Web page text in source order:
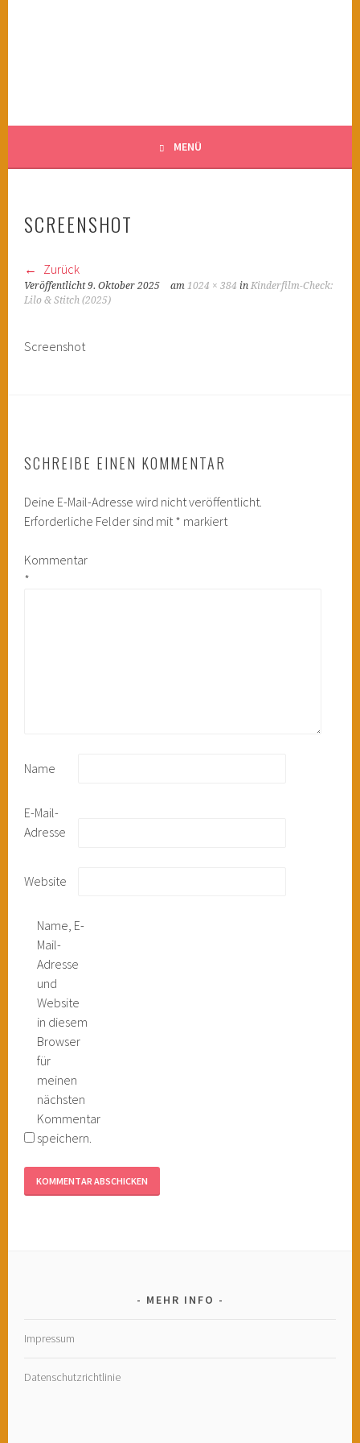
MENÜ
SCREENSHOT
Zurück
Veröffentlicht9. Oktober 2025 am1024 × 384 inKinderfilm-Check:
Lilo & Stitch (2025)
Screenshot
SCHREIBE EINEN KOMMENTAR
Deine E-Mail-Adresse wird nicht veröffentlicht.
Erforderliche Felder sind mit * markiert
Kommentar
*
Name
E-Mail-
Adresse
Website
Name, E-
Mail-
Adresse
und
Website
in diesem
Browser
für
meinen
nächsten
Kommentar
speichern.
MEHR INFO
Impressum
Datenschutzrichtlinie